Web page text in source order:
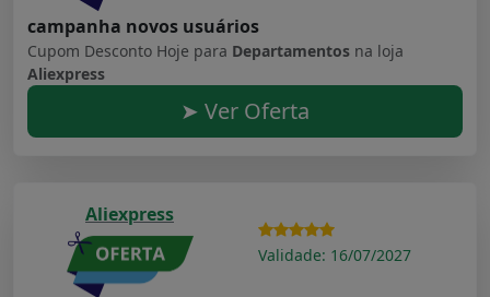
campanha novos usuários
Cupom Desconto Hoje para Departamentos na loja
Aliexpress
➤ Ver Oferta
Aliexpress
Validade: 16/07/2027